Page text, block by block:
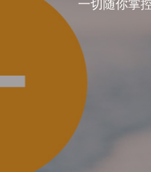
一切随你掌